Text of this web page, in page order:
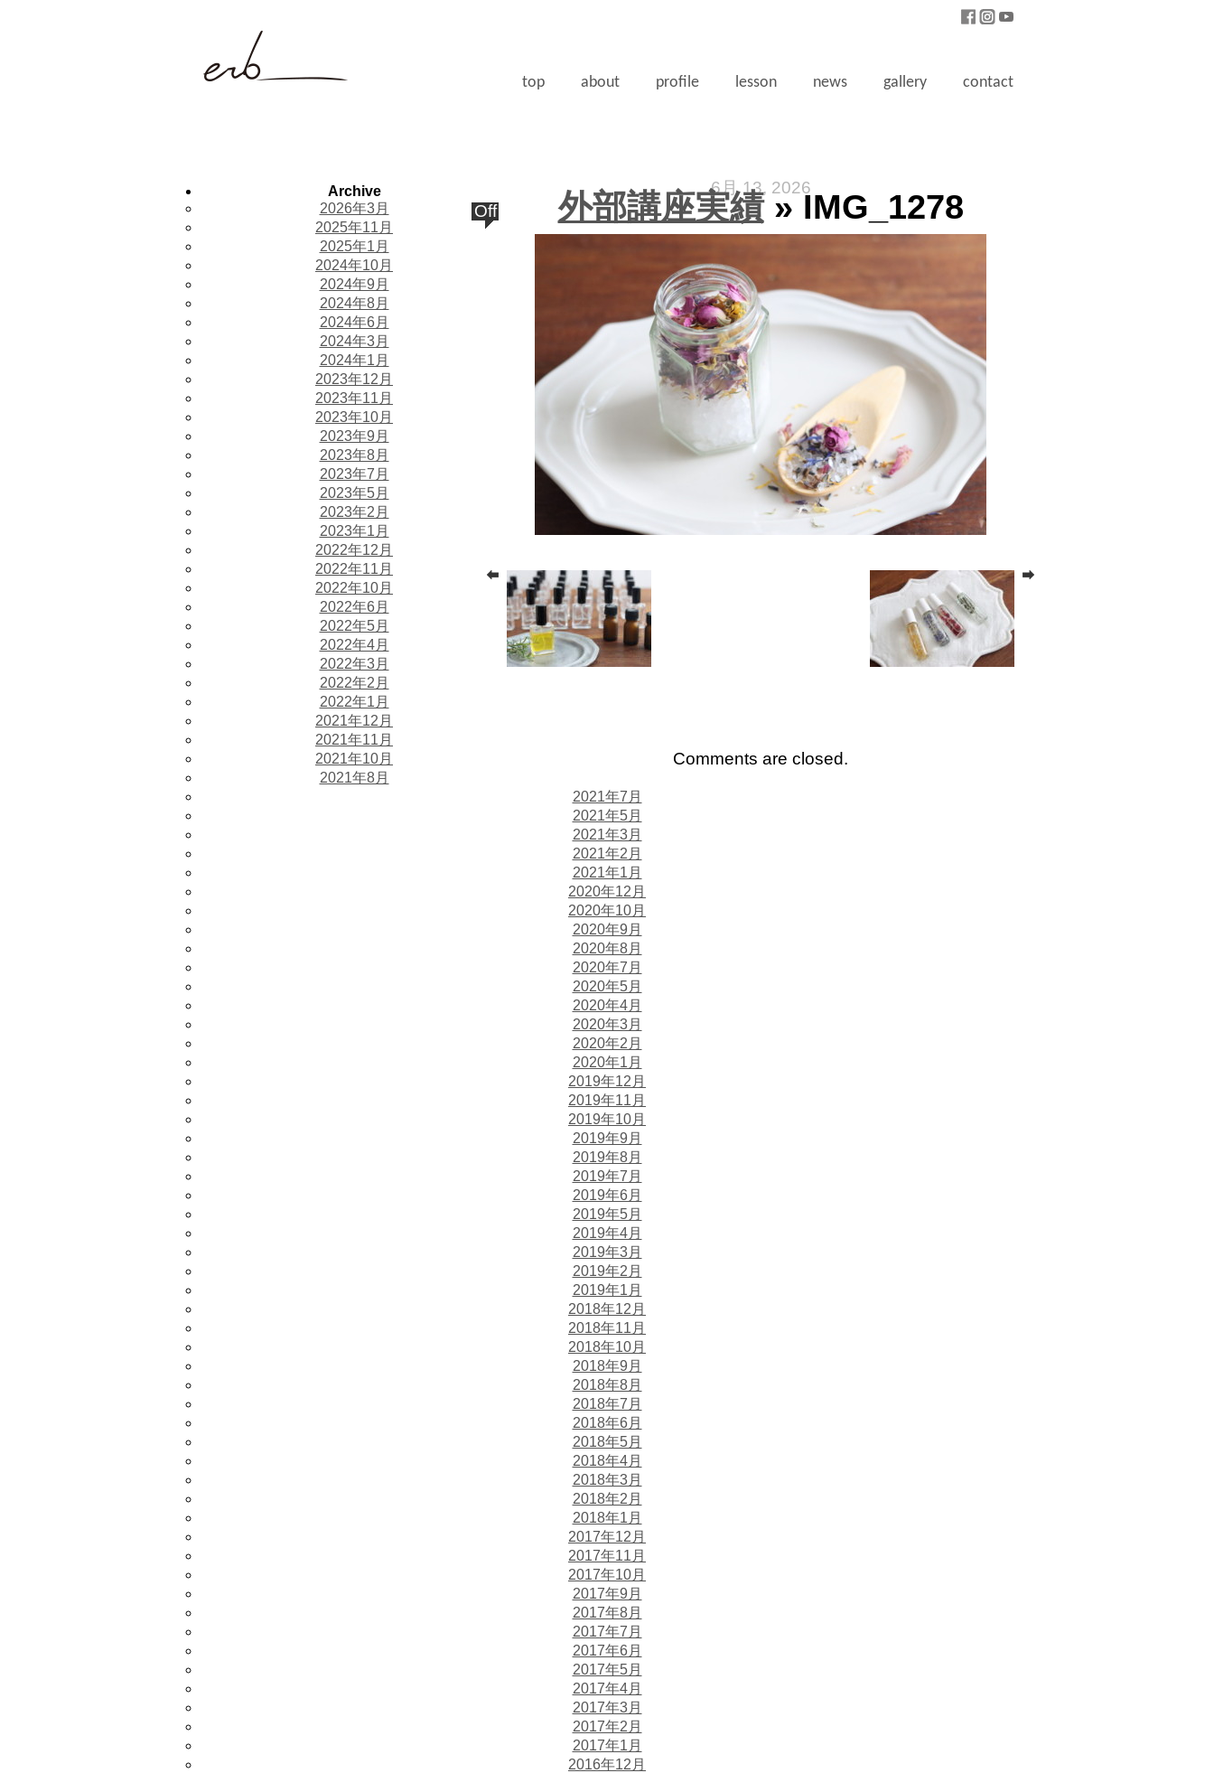
top about profile lesson news gallery contact
6月 13, 2026
Off
外部講座実績» IMG_1278
Comments are closed.
Archive
2026年3月
2025年11月
2025年1月
2024年10月
2024年9月
2024年8月
2024年6月
2024年3月
2024年1月
2023年12月
2023年11月
2023年10月
2023年9月
2023年8月
2023年7月
2023年5月
2023年2月
2023年1月
2022年12月
2022年11月
2022年10月
2022年6月
2022年5月
2022年4月
2022年3月
2022年2月
2022年1月
2021年12月
2021年11月
2021年10月
2021年8月
2021年7月
2021年5月
2021年3月
2021年2月
2021年1月
2020年12月
2020年10月
2020年9月
2020年8月
2020年7月
2020年5月
2020年4月
2020年3月
2020年2月
2020年1月
2019年12月
2019年11月
2019年10月
2019年9月
2019年8月
2019年7月
2019年6月
2019年5月
2019年4月
2019年3月
2019年2月
2019年1月
2018年12月
2018年11月
2018年10月
2018年9月
2018年8月
2018年7月
2018年6月
2018年5月
2018年4月
2018年3月
2018年2月
2018年1月
2017年12月
2017年11月
2017年10月
2017年9月
2017年8月
2017年7月
2017年6月
2017年5月
2017年4月
2017年3月
2017年2月
2017年1月
2016年12月